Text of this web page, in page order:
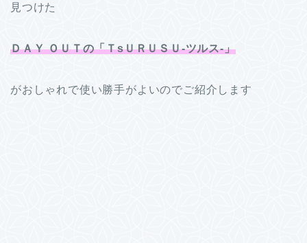
見つけた
ＤＡＹ ＯＵＴの「ＴsＵＲＵＳＵ-ツルス-」
がおしゃれで使い勝手がよいのでご紹介します